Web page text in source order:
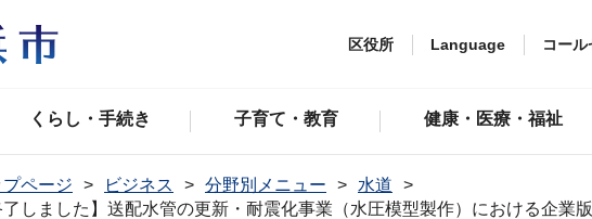
区役所 Language コー
くらし・手続き 子育て・教育 健康・医療・福祉
ページ ビジネス 分野別メニュー
水道
了しました】送配水管の更新・耐震化事業（水圧模型製作）における企業